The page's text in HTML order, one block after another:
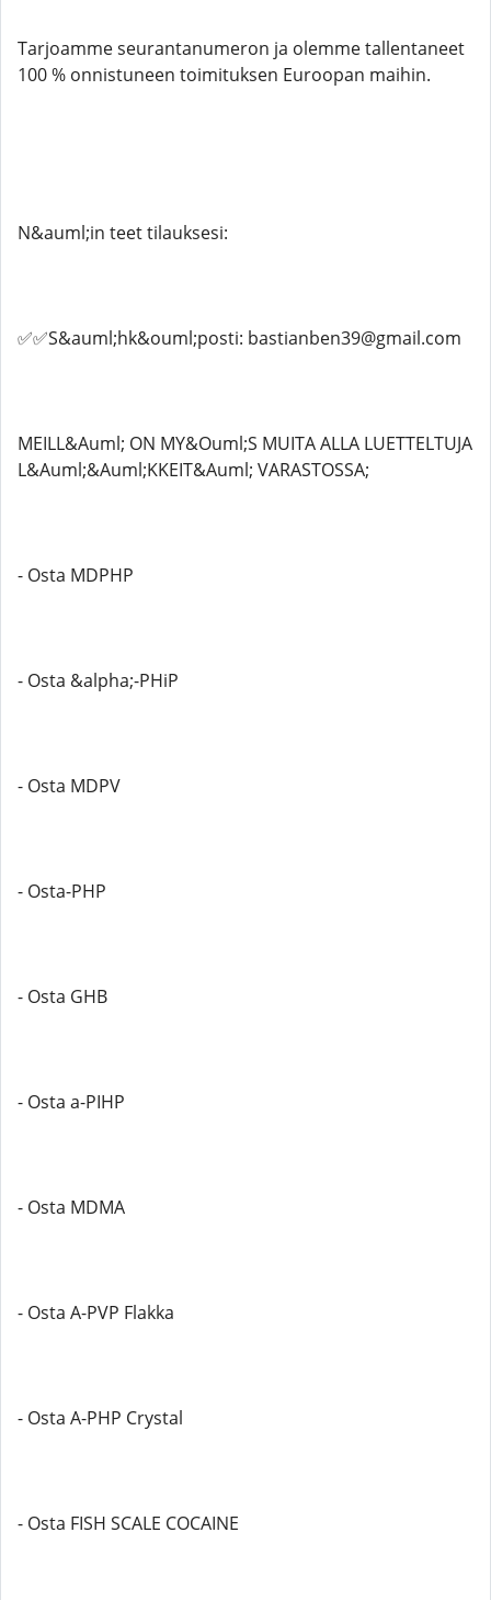
Tarjoamme seurantanumeron ja olemme tallentaneet
100 % onnistuneen toimituksen Euroopan maihin.
N&auml;in teet tilauksesi:
✅✅S&auml;hk&ouml;posti: bastianben39@gmail.com
MEILL&Auml; ON MY&Ouml;S MUITA ALLA LUETTELTUJA
L&Auml;&Auml;KKEIT&Auml; VARASTOSSA;
- Osta MDPHP
- Osta &alpha;-PHiP
- Osta MDPV
- Osta-PHP
- Osta GHB
- Osta a-PIHP
- Osta MDMA
- Osta A-PVP Flakka
- Osta A-PHP Crystal
- Osta FISH SCALE COCAINE